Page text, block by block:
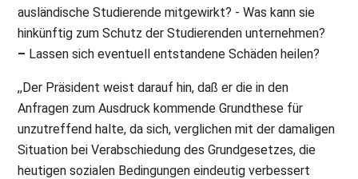
ausländische Studierende mitgewirkt? - Was kann sie
hinkünftig zum Schutz der Studierenden unternehmen?
– Lassen sich eventuell entstandene Schäden heilen?
,,Der Präsident weist darauf hin, daß er die in den
Anfragen zum Ausdruck kommende Grundthese für
unzutreffend halte, da sich, verglichen mit der damaligen
Situation bei Verabschiedung des Grundgesetzes, die
heutigen sozialen Bedingungen eindeutig verbessert